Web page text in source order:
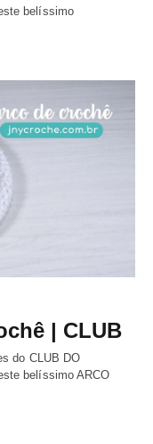
belíssimo
| CLUB
do CLUB DO
belíssimo ARCO